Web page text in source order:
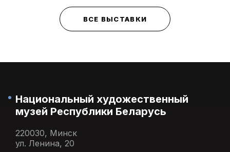
ВСЕ ВЫСТАВКИ
Национальный художественный
музей Республики Беларусь
220030, Минск
ул. Ленина, 20